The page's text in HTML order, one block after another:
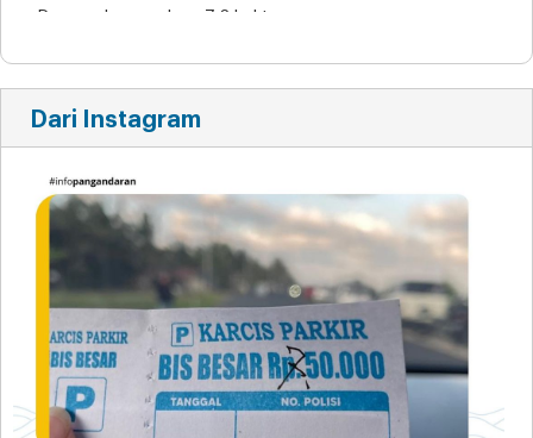
Pangandaran seluas 7,2 hektare
Dari Instagram